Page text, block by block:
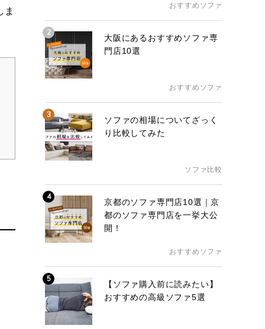
ま
おすすめソファ
2
大阪にあるおすすめソファ専
門店10選
おすすめソファ
3
ソファの相場についてざっく
り比較してみた
ソファ比較
4
京都のソファ専門店10選｜京
都のソファ専門店を一挙大公
開！
おすすめソファ
5
【ソファ購入前に読みたい】
おすすめの高級ソファ5選